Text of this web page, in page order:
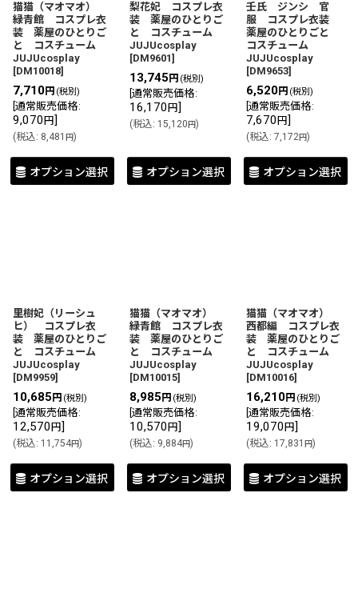
猫猫（マオマオ）
緑青館 コスプレ衣
装 薬屋のひとりご
と コスチューム
JUJUcosplay
[DM10018]
7,710円 (税別)
通常販売価格:
9,070 円]
(税込: 8,481 円)
オプション選択
梨花妃 コスプレ衣
装 薬屋のひとりご
と コスチューム
JUJUcosplay
[DM9601]
13,745 円 (税別)
通常販売価格:
16,170 円]
(税込: 15,120円)
オプション選択
壬氏 ジンシ 官
服 コスプレ衣装
薬屋のひとりごと
コスチューム
JUJUcosplay
[DM9653]
6,520円 (税別)
通常販売価格:
7,670 円]
(税込: 7,172円)
オプション選択
里樹妃（リーシュ
ヒ） コスプレ衣
装 薬屋のひとりご
と コスチューム
JUJUcosplay
[DM9959]
10,685 円 (税別)
通常販売価格:
12,570 円]
(税込: 11,754円)
オプション選択
猫猫（マオマオ）
緑青館 コスプレ衣
装 薬屋のひとりご
と コスチューム
JUJUcosplay
[DM10015]
8,985 円 (税別)
通常販売価格:
10,570 円]
(税込: 9,884円)
オプション選択
猫猫（マオマオ）
西都編 コスプレ衣
装 薬屋のひとりご
と コスチューム
JUJUcosplay
[DM10016]
16,210円 (税別)
通常販売価格:
19,070 円]
(税込: 17,831 円)
オプション選択